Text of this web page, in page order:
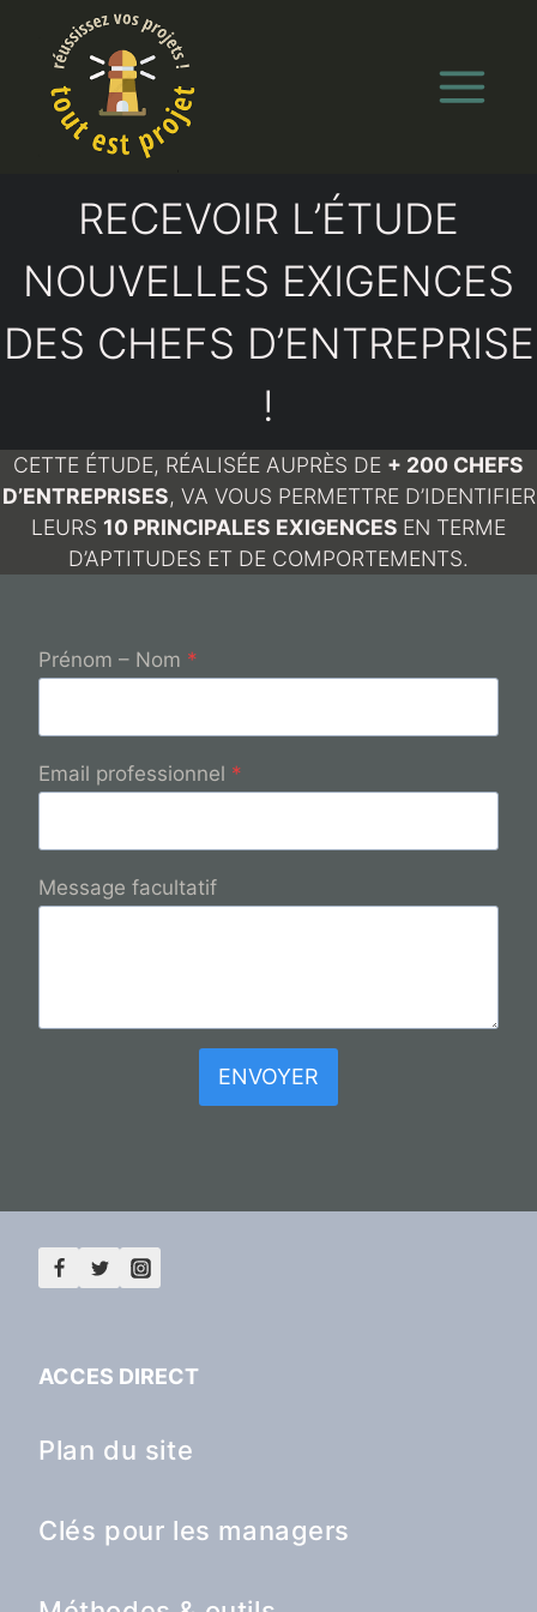
contenu
RECEVOIR L’ÉTUDE
NOUVELLES EXIGENCES
DES CHEFS D’ENTREPRISE
!
CETTE ÉTUDE, RÉALISÉE AUPRÈS DE + 200 CHEFS
D’ENTREPRISES, VA VOUS PERMETTRE D’IDENTIFIER
LEURS 10 PRINCIPALES EXIGENCES EN TERME
D’APTITUDES ET DE COMPORTEMENTS.
Prénom – Nom *
Email professionnel *
Message facultatif
ENVOYER
ACCES DIRECT
Plan du site
Clés pour les managers